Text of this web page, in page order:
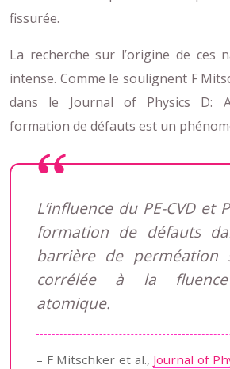
fissurée.
La recherche sur l’origine de ces
intense. Comme le soulignent F
dans le Journal of Physics D:
formation de défauts est un
L’influence du PE-CVD et
formation de défauts
barrière de perméation
corrélée à la fluence
atomique.
– F Mitschker et al., Journal of